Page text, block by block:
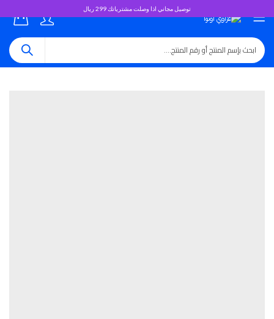
توصيل مجاني اذا وصلت مشترياتك 299 ريال